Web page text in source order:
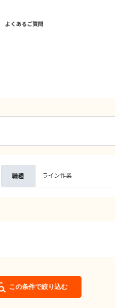
よくあるご質問
職種 ライン作業
この条件で絞り込む